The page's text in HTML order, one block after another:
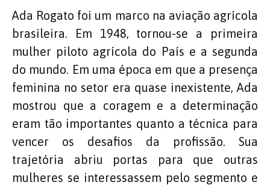
Ada Rogato foi um marco na aviação agrícola
brasileira. Em 1948, tornou-se a primeira
mulher piloto agrícola do País e a segunda
do mundo. Em uma época em que a presença
feminina no setor era quase inexistente, Ada
mostrou que a coragem e a determinação
eram tão importantes quanto a técnica para
vencer os desafios da profissão. Sua
trajetória abriu portas para que outras
mulheres se interessassem pelo segmento e